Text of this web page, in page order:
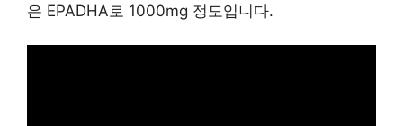
은 EPADHA로 1000mg 정도입니다.